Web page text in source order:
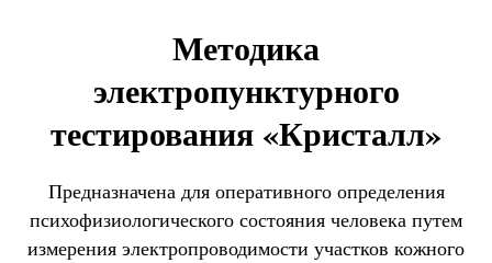
Методика
электропунктурного
тестирования «Кристалл»
Предназначена для оперативного определения
психофизиологического состояния человека путем
измерения электропроводимости участков кожного